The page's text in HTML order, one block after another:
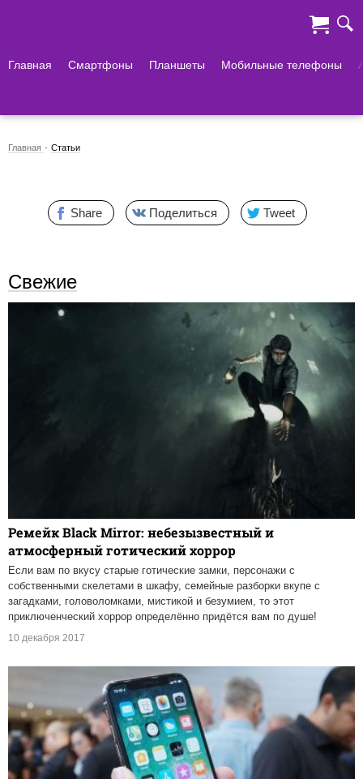
Главная Смартфоны Планшеты Мобильные телефоны
Главная Статьи
Share Поделиться Tweet
Свежие
Ремейк Black Mirror: небезызвестный и
атмосферный готический хоррор
Если вам по вкусу старые готические замки, персонажи с
собственными скелетами в шкафу, семейные разборки вкупе с
загадками, головоломками, мистикой и безумием, то этот
приключенческий хоррор определённо придётся вам по душе!
10 декабря 2017